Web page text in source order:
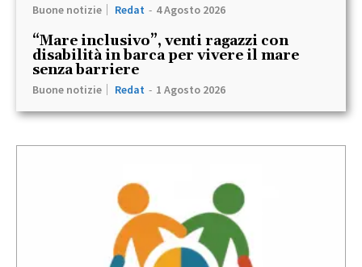
Buone notizie Redat - 4 Agosto 2026
“Mare inclusivo”, venti ragazzi con
disabilità in barca per vivere il mare
senza barriere
Buone notizie Redat - 1 Agosto 2026